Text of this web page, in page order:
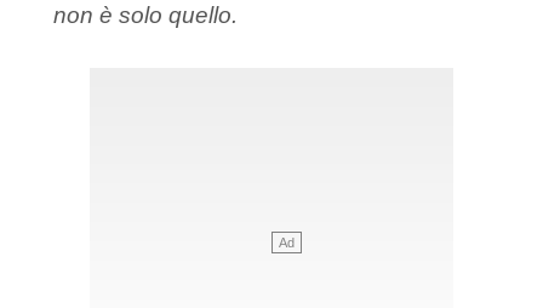
non è solo quello.